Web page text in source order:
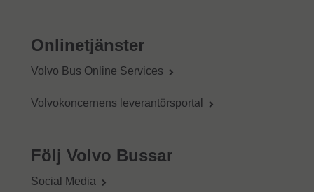
Onlinetjänster
Volvo Bus Online Services
Volvokoncernens leverantörsportal
Följ Volvo Bussar
Social Media